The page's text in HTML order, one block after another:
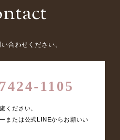
合わせください。
1105
ください。
または公式LINEからお願いい